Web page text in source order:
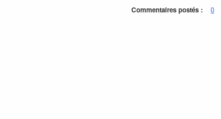
Commentaires postés : 0